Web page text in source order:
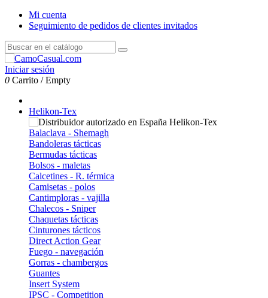
Mi cuenta
Seguimiento de pedidos de clientes invitados
Iniciar sesión
0 Carrito /Empty
Helikon-Tex
Balaclava - Shemagh
Bandoleras tácticas
Bermudas tácticas
Bolsos - maletas
Calcetines - R. térmica
Camisetas - polos
Cantimploras - vajilla
Chalecos - Sniper
Chaquetas tácticas
Cinturones tácticos
Direct Action Gear
Fuego - navegación
Gorras - chambergos
Guantes
Insert System
IPSC - Competition